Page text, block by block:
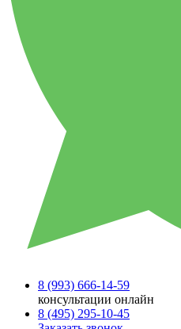
8 (993) 666-14-59
консультации онлайн
8 (495) 295-10-45